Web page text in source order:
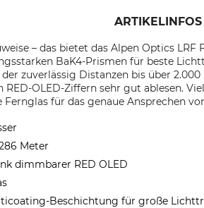
ARTIKELINFOS
– das bietet das Alpen Optics LRF
BaK4-Prismen für beste
zuverlässig Distanzen bis über
OLED-Ziffern sehr gut ablesen.
für das genaue Ansprechen
Meter
dimmbarer RED OLED
Beschichtung für große